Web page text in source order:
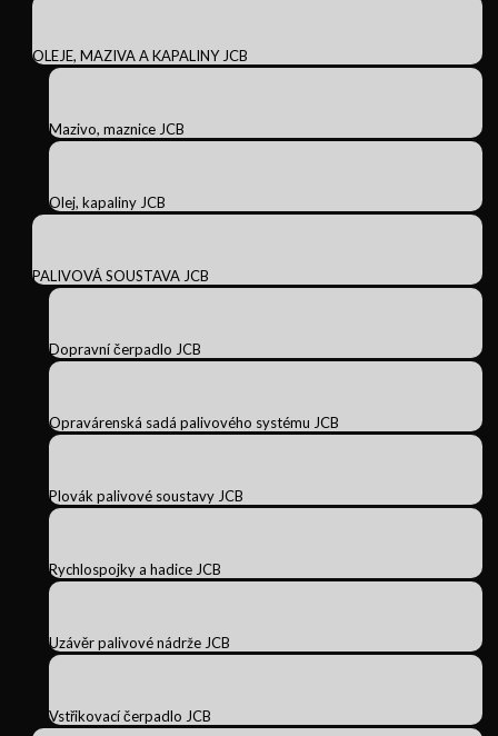
OLEJE, MAZIVA A KAPALINY JCB
Mazivo, maznice JCB
Olej, kapaliny JCB
PALIVOVÁ SOUSTAVA JCB
Dopravní čerpadlo JCB
Opravárenská sadá palivového systému JCB
Plovák palivové soustavy JCB
Rychlospojky a hadice JCB
Uzávěr palivové nádrže JCB
Vstřikovací čerpadlo JCB